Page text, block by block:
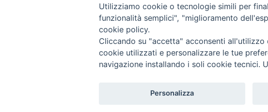
Posted inIncAposEcoAsiaOcea,Informazione
Post22 giugno
Utilizziamo cookie o tecnologie simili per
funzionalità semplici", "miglioramento
cookie policy.
Cliccando su "accetta" acconsenti
cookie utilizzati e personalizzare le tue
navigazione installando i soli cookie tecnici.
Personalizza